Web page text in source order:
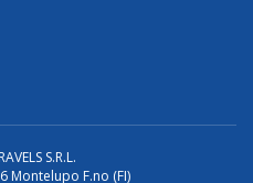
S.R.L.
Montelupo F.no (FI)